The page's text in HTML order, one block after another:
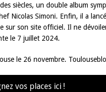
siècles, un double album
Nicolas Simoni. Enfin, il a
son site officiel. Il ne
le 7 juillet 2024.
le 26 novembre.
vos places ici !